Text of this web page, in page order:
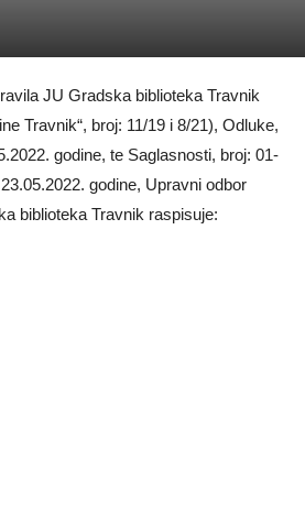
JU Gradska biblioteka Travnik
Travnik“, broj: 11/19 i 8/21), Odluke,
godine, te Saglasnosti, broj: 01-
godine, Upravni odbor
biblioteka Travnik raspisuje: